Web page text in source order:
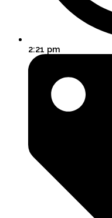
2:21 pm